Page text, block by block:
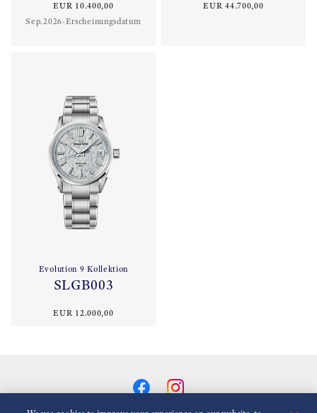
EUR 10.400,00
Sep.2026-Erscheinungsdatum
EUR 44.700,00
Evolution 9 Kollektion
SLGB003
EUR 12.000,00